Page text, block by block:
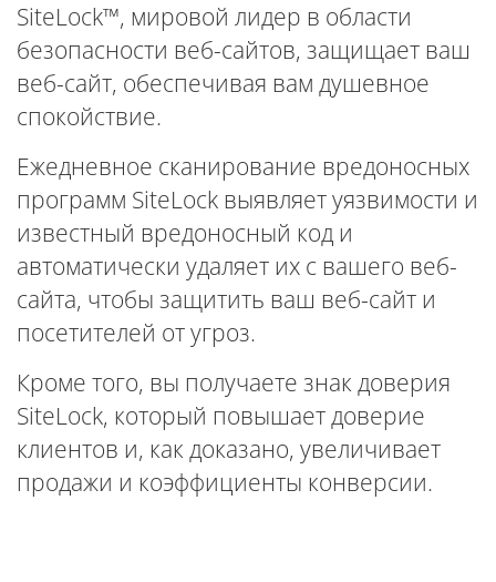
SiteLock™, мировой лидер в области
безопасности веб-сайтов, защищает ваш
веб-сайт, обеспечивая вам душевное
спокойствие.
Ежедневное сканирование вредоносных
программ SiteLock выявляет уязвимости и
известный вредоносный код и
автоматически удаляет их с вашего веб-
сайта, чтобы защитить ваш веб-сайт и
посетителей от угроз.
Кроме того, вы получаете знак доверия
SiteLock, который повышает доверие
клиентов и, как доказано, увеличивает
продажи и коэффициенты конверсии.